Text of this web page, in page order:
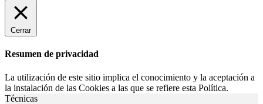
Cerrar
Resumen de privacidad
La utilización de este sitio implica el conocimiento y la aceptación a
la instalación de las Cookies a las que se refiere esta Política.
Técnicas